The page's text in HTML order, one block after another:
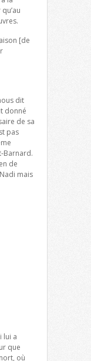
[de
dit
donné
de sa
pas
Barnard.
de
mais
lui a
que
où